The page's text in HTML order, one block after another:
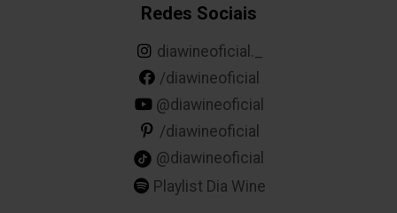
Redes Sociais
diawineoficial._
/diawineoficial
@diawineoficial
/diawineoficial
@diawineoficial
Playlist Dia Wine